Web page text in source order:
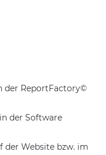
der ReportFactory©
der Software
der Website bzw. im